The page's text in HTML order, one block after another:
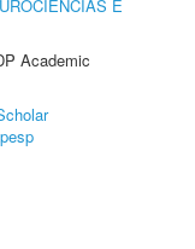
E
Academic